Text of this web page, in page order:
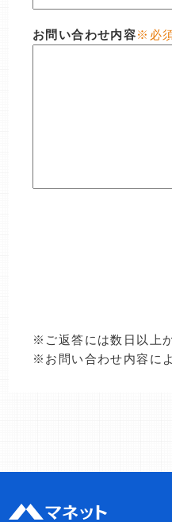
お問い合わせ内容※必
※ご返答には数日以上
※お問い合わせ内容に